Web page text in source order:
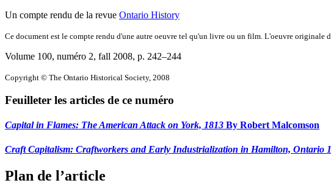
Un compte rendu de la revue Ontario History
Ce document est le compte rendu d'une autre oeuvre tel qu'un livre ou un film. L'oeuvre originale
Volume 100, numéro 2, fall 2008, p. 242–244
Copyright © The Ontario Historical Society, 2008
Feuilleter les articles de ce numéro
Capital in Flames: The American Attack on York, 1813 By Robert Malcomson
Craft Capitalism: Craftworkers and Early Industrialization in Hamilton, Ontario
Plan de l’article